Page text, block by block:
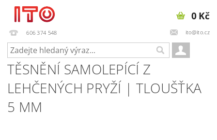
606 374 548 ito@ito.cz
0 Kč
TĚSNĚNÍ SAMOLEPÍCÍ Z
LEHČENÝCH PRYŽÍ | TLOUŠŤKA
5 MM